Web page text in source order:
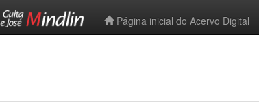
Página inicial do Acervo Digital